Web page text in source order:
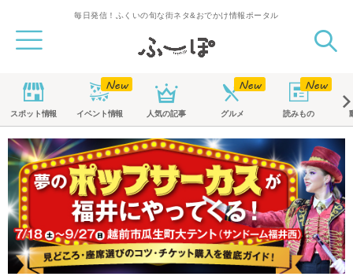
毎日発信！ふくいの旬な街ネタ&おでかけ情報ポータル
スポット情報 イベント情報 人気の記事 グルメ 読みもの